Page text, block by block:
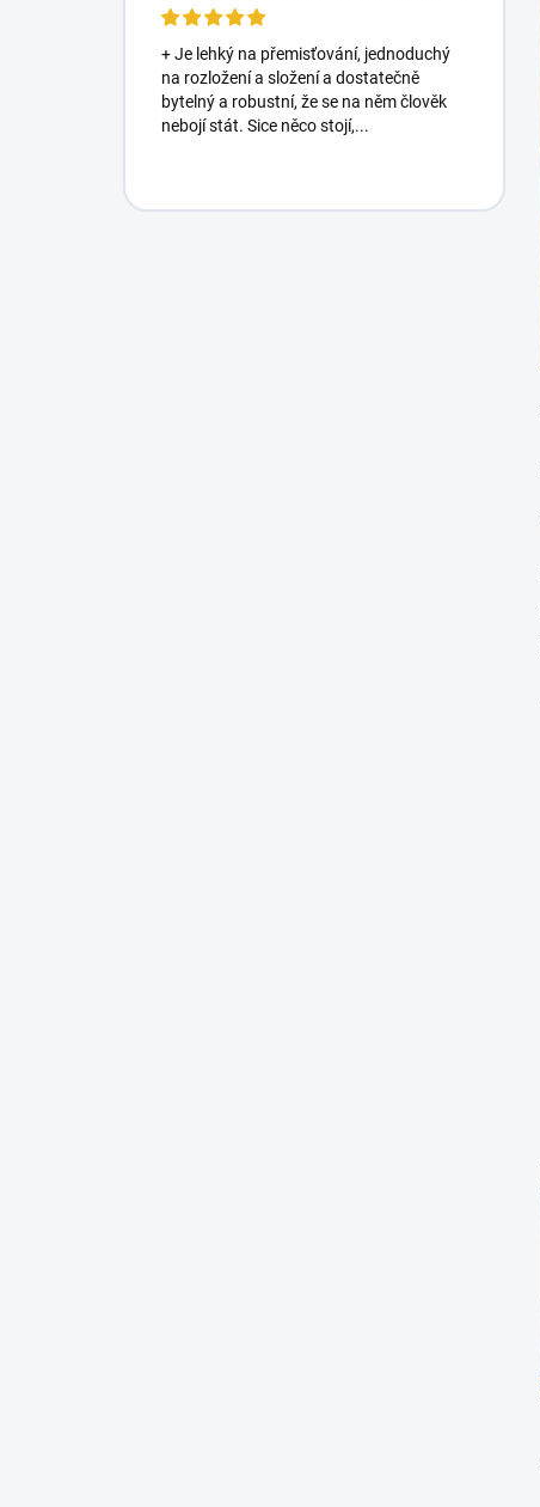
+ Je lehký na přemisťování, jednoduchý
na rozložení a složení a dostatečně
bytelný a robustní, že se na něm člověk
nebojí stát. Sice něco stojí,...